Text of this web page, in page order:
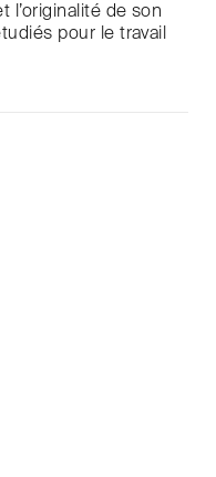
l’originalité de son
pour le travail